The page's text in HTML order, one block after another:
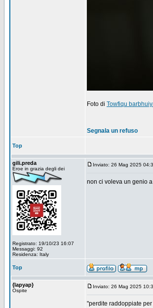
Foto di Towfiqu
Segnala un refuso
Top
gili.preda
Eroe in grazia degli dei
Registrato: 19/10/23 16:07
Messaggi: 92
Residenza: Italy
Inviato: 26 Mag 2025
non ci voleva un genio
Top
{lapyap}
Ospite
Inviato: 26 Mag 2025
"perdite raddoppiate